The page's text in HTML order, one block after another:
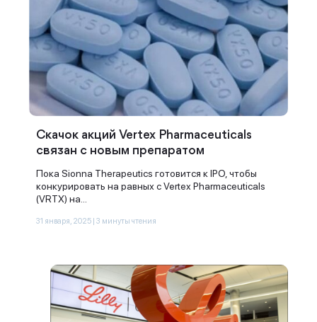
Скачок акций Vertex Pharmaceuticals
связан с новым препаратом
Пока Sionna Therapeutics готовится к IPO, чтобы
конкурировать на равных с Vertex Pharmaceuticals
(VRTX) на...
31 января, 2025 | 3 минуты чтения